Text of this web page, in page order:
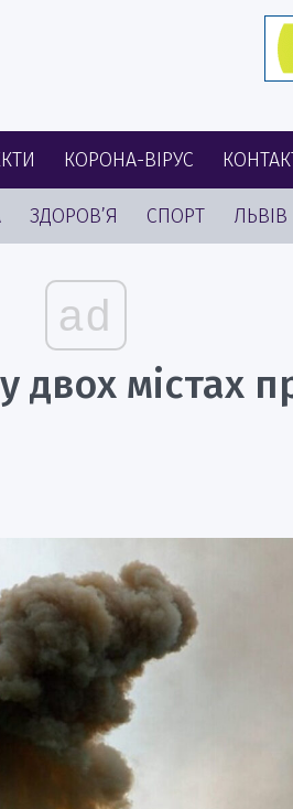
КОРОНА-ВІРУС
ЗДОРОВ’Я СПОРТ ЛЬВІВ
ad
двох містах